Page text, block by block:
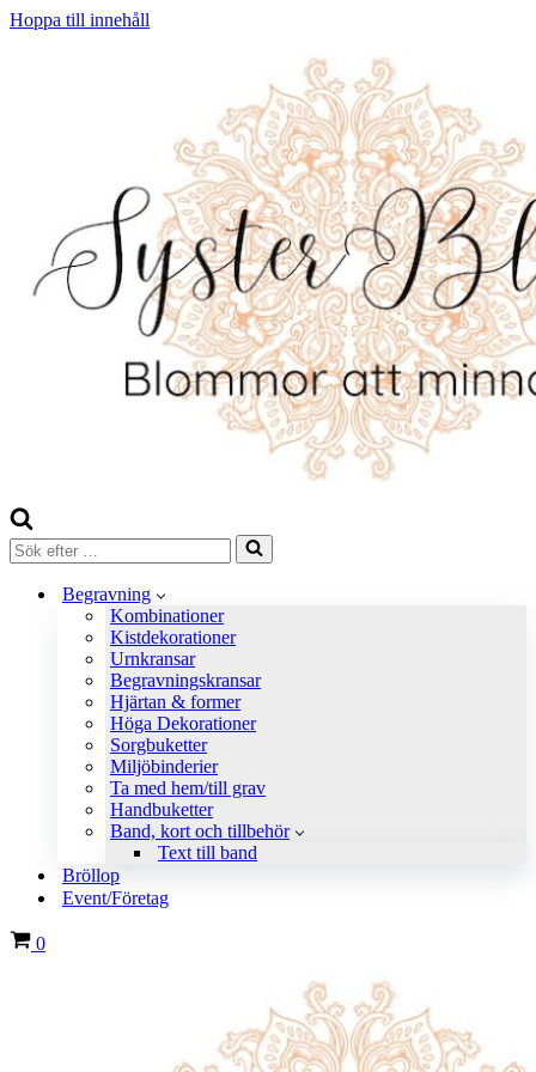
Hoppa till innehåll
Sök
efter
Begravning
Kombinationer
Kistdekorationer
Urnkransar
Begravningskransar
Hjärtan & former
Höga Dekorationer
Sorgbuketter
Miljöbinderier
Ta med hem/till grav
Handbuketter
Band, kort och tillbehör
Text till band
Bröllop
Event/Företag
Varukorg
0